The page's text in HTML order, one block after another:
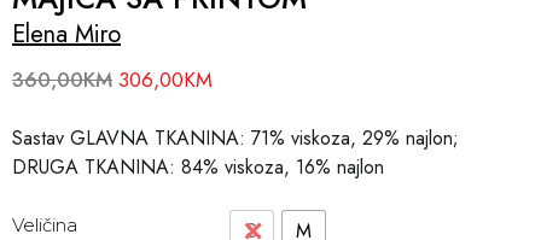
Elena Miro
360,00KM 306,00KM
Sastav GLAVNA TKANINA: 71% viskoza, 29% najlon;
DRUGA TKANINA: 84% viskoza, 16% najlon
Veličina S M